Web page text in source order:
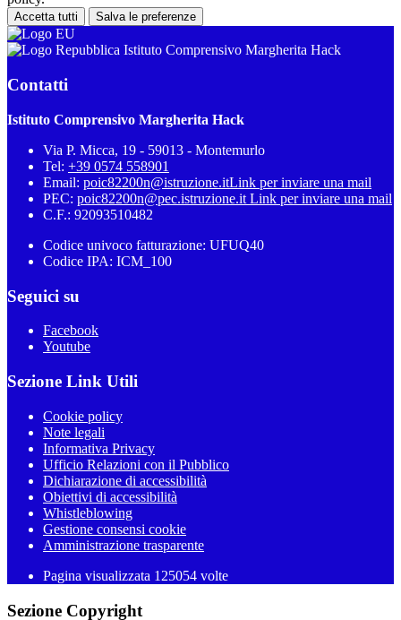
Accetta tutti Salva le preferenze
Istituto Comprensivo Margherita Hack
Contatti
Istituto Comprensivo Margherita Hack
Via P. Micca, 19 - 59013 - Montemurlo
Tel: +39 0574 558901
Email: poic82200n@istruzione.itLink per inviare una mail
PEC: poic82200n@pec.istruzione.it Link per inviare una mail
C.F.: 92093510482
Codice univoco fatturazione: UFUQ40
Codice IPA: ICM_100
Seguici su
Facebook
Youtube
Sezione Link Utili
Cookie policy
Note legali
Informativa Privacy
Ufficio Relazioni con il Pubblico
Dichiarazione di accessibilità
Obiettivi di accessibilità
Whistleblowing
Gestione consensi cookie
Amministrazione trasparente
Pagina visualizzata 125054 volte
Sezione Copyright